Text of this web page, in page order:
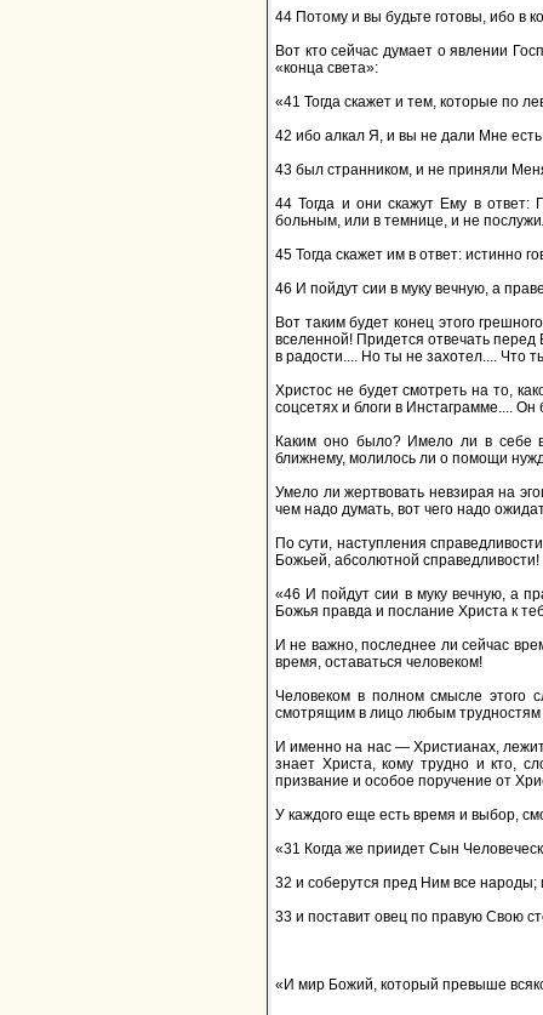
44 Потому и вы будьте готовы, ибо в
Вот кто сейчас думает о явлении
«конца света»:
«41 Тогда скажет и тем, которые по
42 ибо алкал Я, и вы не дали Мне
43 был странником, и не приняли
44 Тогда и они скажут Ему в
больным, или в темнице, и не
45 Тогда скажет им в ответ: истинно
46 И пойдут сии в муку вечную, а
Вот таким будет конец этого
вселенной! Придется отвечать
в радости.... Но ты не захотел.... Что
Христос не будет смотреть на то,
соцсетях и блоги в Инстаграмме....
Каким оно было? Имело ли в себе
ближнему, молилось ли о помощи
Умело ли жертвовать невзирая на
чем надо думать, вот чего надо
По сути, наступления
Божьей, абсолютной
«46 И пойдут сии в муку вечную, а
Божья правда и послание Христа к
И не важно, последнее ли сейчас
время, оставаться человеком!
Человеком в полном смысле этого
смотрящим в лицо любым
И именно на нас — Христианах, лежит
знает Христа, кому трудно и кто,
призвание и особое поручение от
У каждого еще есть время и выбор,
«31 Когда же приидет Сын
32 и соберутся пред Ним все народы;
33 и поставит овец по правую Свою
«И мир Божий, который превыше